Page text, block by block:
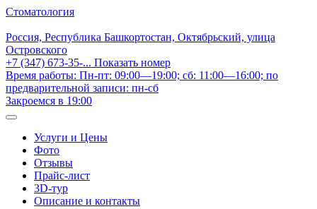
Стоматология
Россия, Республика Башкортостан, Октябрьский, улица
Островского
+7 (347) 673-35-... Показать номер
Время работы: Пн-пт: 09:00—19:00; сб: 11:00—16:00; по
предварительной записи: пн-сб
Закроемся в 19:00
Услуги и Цены
Фото
Отзывы
Прайс-лист
3D-тур
Описание и контакты